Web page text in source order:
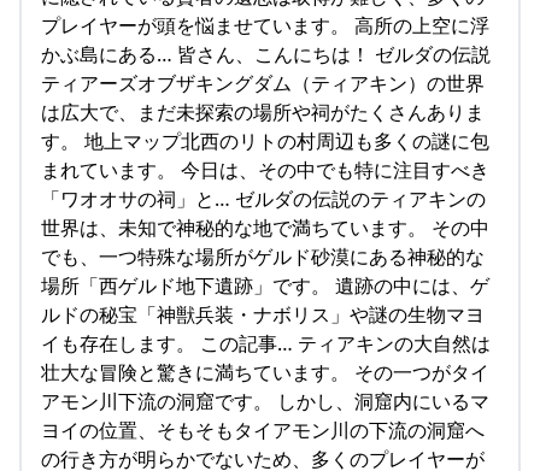
プレイヤーが頭を悩ませています。 高所の上空に浮
かぶ島にある… 皆さん、こんにちは！ ゼルダの伝説
ティアーズオブザキングダム（ティアキン）の世界
は広大で、まだ未探索の場所や祠がたくさんありま
す。 地上マップ北西のリトの村周辺も多くの謎に包
まれています。 今日は、その中でも特に注目すべき
「ワオオサの祠」と… ゼルダの伝説のティアキンの
世界は、未知で神秘的な地で満ちています。 その中
でも、一つ特殊な場所がゲルド砂漠にある神秘的な
場所「西ゲルド地下遺跡」です。 遺跡の中には、ゲ
ルドの秘宝「神獣兵装・ナボリス」や謎の生物マヨ
イも存在します。 この記事… ティアキンの大自然は
壮大な冒険と驚きに満ちています。 その一つがタイ
アモン川下流の洞窟です。 しかし、洞窟内にいるマ
ヨイの位置、そもそもタイアモン川の下流の洞窟へ
の行き方が明らかでないため、多くのプレイヤーが